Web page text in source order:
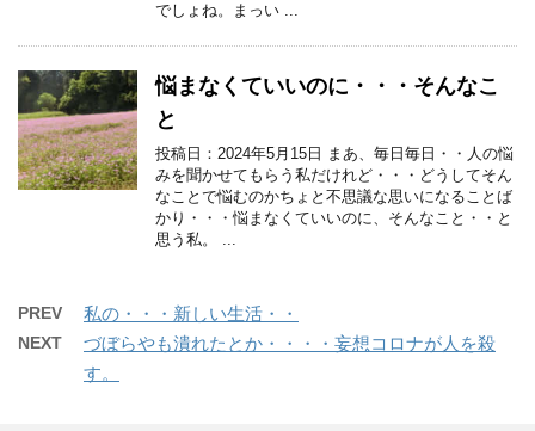
でしょね。まっい ...
悩まなくていいのに・・・そんなこ
と
投稿日：2024年5月15日 まあ、毎日毎日・・人の悩
みを聞かせてもらう私だけれど・・・どうしてそん
なことで悩むのかちょと不思議な思いになることば
かり・・・悩まなくていいのに、そんなこと・・と
思う私。 ...
PREV 私の・・・新しい生活・・
NEXT
づぼらやも潰れたとか・・・・妄想コロナが人を殺
す。